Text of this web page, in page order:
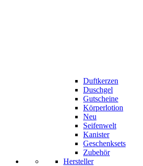
Duftkerzen
Duschgel
Gutscheine
Körperlotion
Neu
Seifenwelt
Kanister
Geschenksets
Zubehör
Hersteller